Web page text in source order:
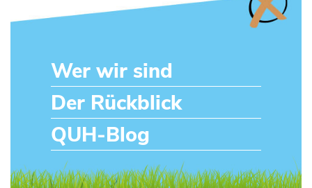
Wer wir sind
Der Rückblick
QUH-Blog